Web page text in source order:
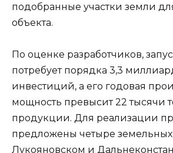
подобранные участки земли
объекта.
По оценке разработчиков,
потребует порядка 3,3
инвестиций, а его годовая
мощность превысит 22 тысячи
продукции. Для реализации
предложены четыре земельных
Лукояновском и